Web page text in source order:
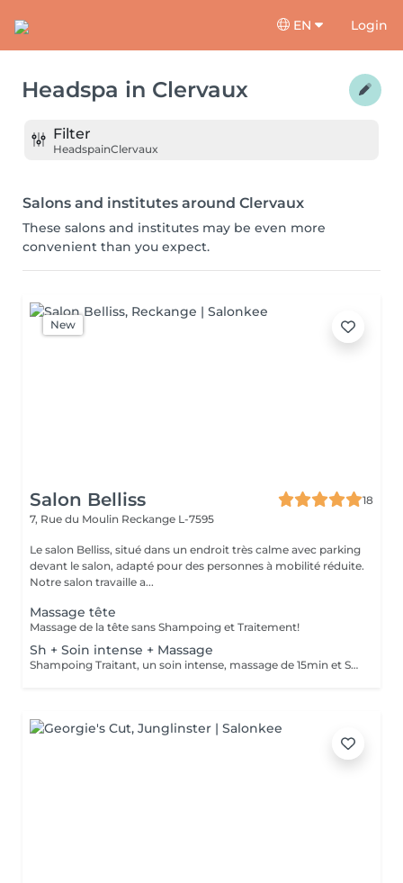
EN Login
Headspa in Clervaux
Filter
HeadspainClervaux
Salons and institutes around Clervaux
These salons and institutes may be even more
convenient than you expect.
New
Salon Belliss
18
7, Rue du Moulin Reckange L-7595
Le salon Belliss, situé dans un endroit très calme avec parking
devant le salon, adapté pour des personnes à mobilité réduite.
Notre salon travaille a...
Massage tête
Massage de la tête sans Shampoing et Traitement!
Sh + Soin intense + Massage
Shampoing Traitant, un soin intense, massage de 15min et Séchage